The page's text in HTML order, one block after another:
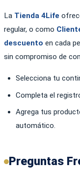
La Tienda 4Life
regular, o como
descuento en cada
sin compromiso de
Selecciona tu
Completa el
Agrega tus
automático.
Preguntas